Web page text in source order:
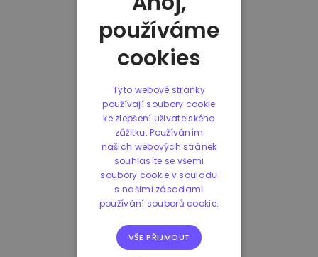
používáme
cookies
Tyto webové stránky
používají soubory cookie
ke zlepšení uživatelského
zážitku. Používáním
našich webových stránek
souhlasíte se všemi
soubory cookie v souladu
s našimi zásadami
používání souborů cookie.
VŠE PŘIJMOUT